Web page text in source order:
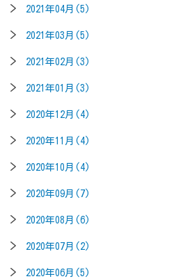
2021年04月(5)
2021年03月(5)
2021年02月(3)
2021年01月(3)
2020年12月(4)
2020年11月(4)
2020年10月(4)
2020年09月(7)
2020年08月(6)
2020年07月(2)
2020年06月(5)